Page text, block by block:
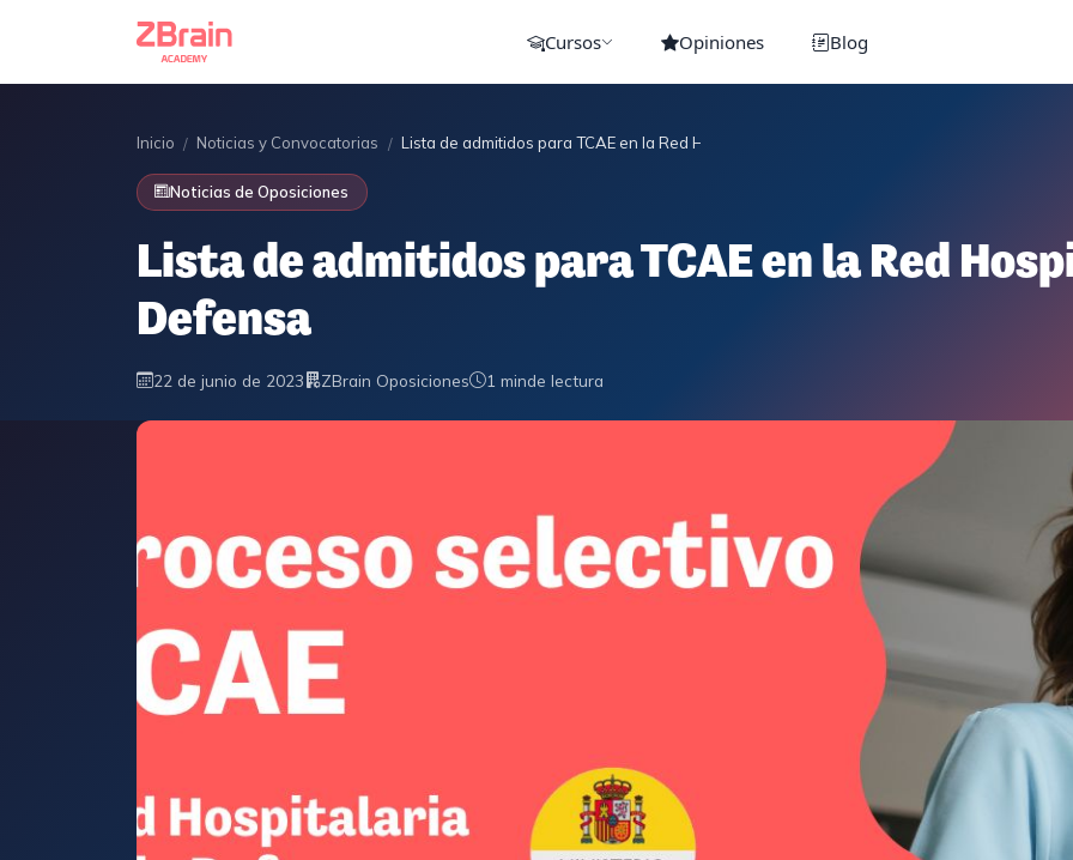
Cursos Opiniones Blog
Inicio / Noticias y Convocatorias / Lista de admitidos para TCAE en la Red Hospitalaria de la Defensa
Noticias de Oposiciones
Lista de admitidos para TCAE en la Red
Defensa
22 de junio de 2023 ZBrain Oposiciones 1 minde lectura